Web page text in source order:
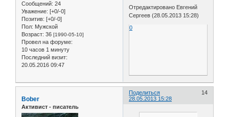
Сообщений: 24
Уважение: [+0/-0]
Позитив: [+0/-0]
Пол: Мужской
Возраст: 36 [1990-05-10]
Провел на форуме:
10 часов 1 минуту
Последний визит:
20.05.2016 09:47
Отредактировано Евгений
Сергеев (28.05.2013 15:28)
0
Поделиться
14
28.05.2013 15:28
Bober
Активист - писатель